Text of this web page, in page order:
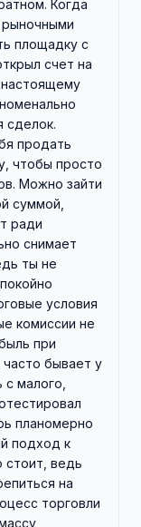
Когда
площадку с
счет на
настоящему
сделок.
продать
чтобы просто
Можно зайти
суммой,
ради
снимает
ты не
условия
комиссии не
при
бывает у
малого,
планомерно
подход к
стоит, ведь
на
торговли